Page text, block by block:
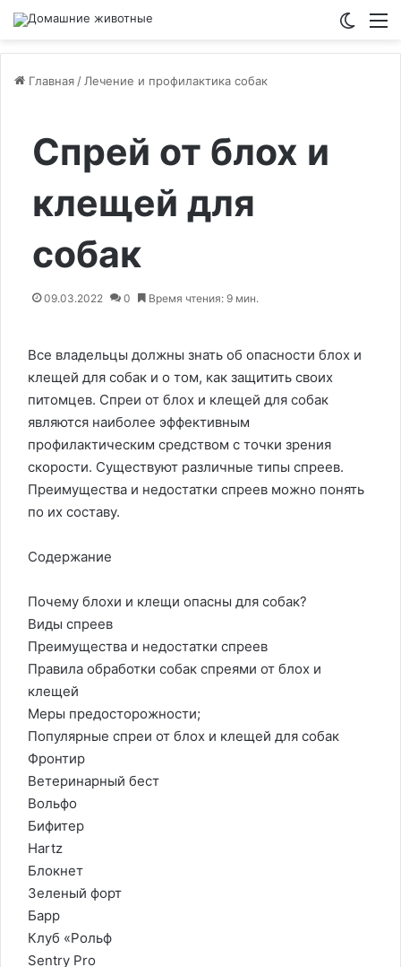
Главная / Лечение и профилактика собак
Спрей от блох и
клещей для
собак
09.03.2022 0 Время чтения: 9 мин.
Все владельцы должны знать об опасности блох и
клещей для собак и о том, как защитить своих
питомцев. Спреи от блох и клещей для собак
являются наиболее эффективным
профилактическим средством с точки зрения
скорости. Существуют различные типы спреев.
Преимущества и недостатки спреев можно понять
по их составу.
Содержание
Почему блохи и клещи опасны для собак?
Виды спреев
Преимущества и недостатки спреев
Правила обработки собак спреями от блох и
клещей
Меры предосторожности;
Популярные спреи от блох и клещей для собак
Фронтир
Ветеринарный бест
Вольфо
Бифитер
Hartz
Блокнет
Зеленый форт
Барр
Клуб «Рольф
Sentry Pro